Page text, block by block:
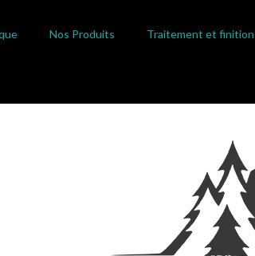
Nos Produits Traitement et finition